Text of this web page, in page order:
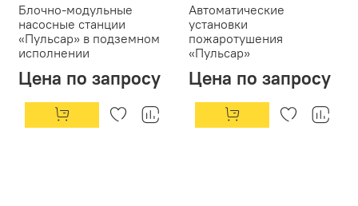
Блочно-модульные
насосные станции
«Пульсар» в подземном
исполнении
Цена по запросу
Автоматические
установки
пожаротушения
«Пульсар»
Цена по запросу